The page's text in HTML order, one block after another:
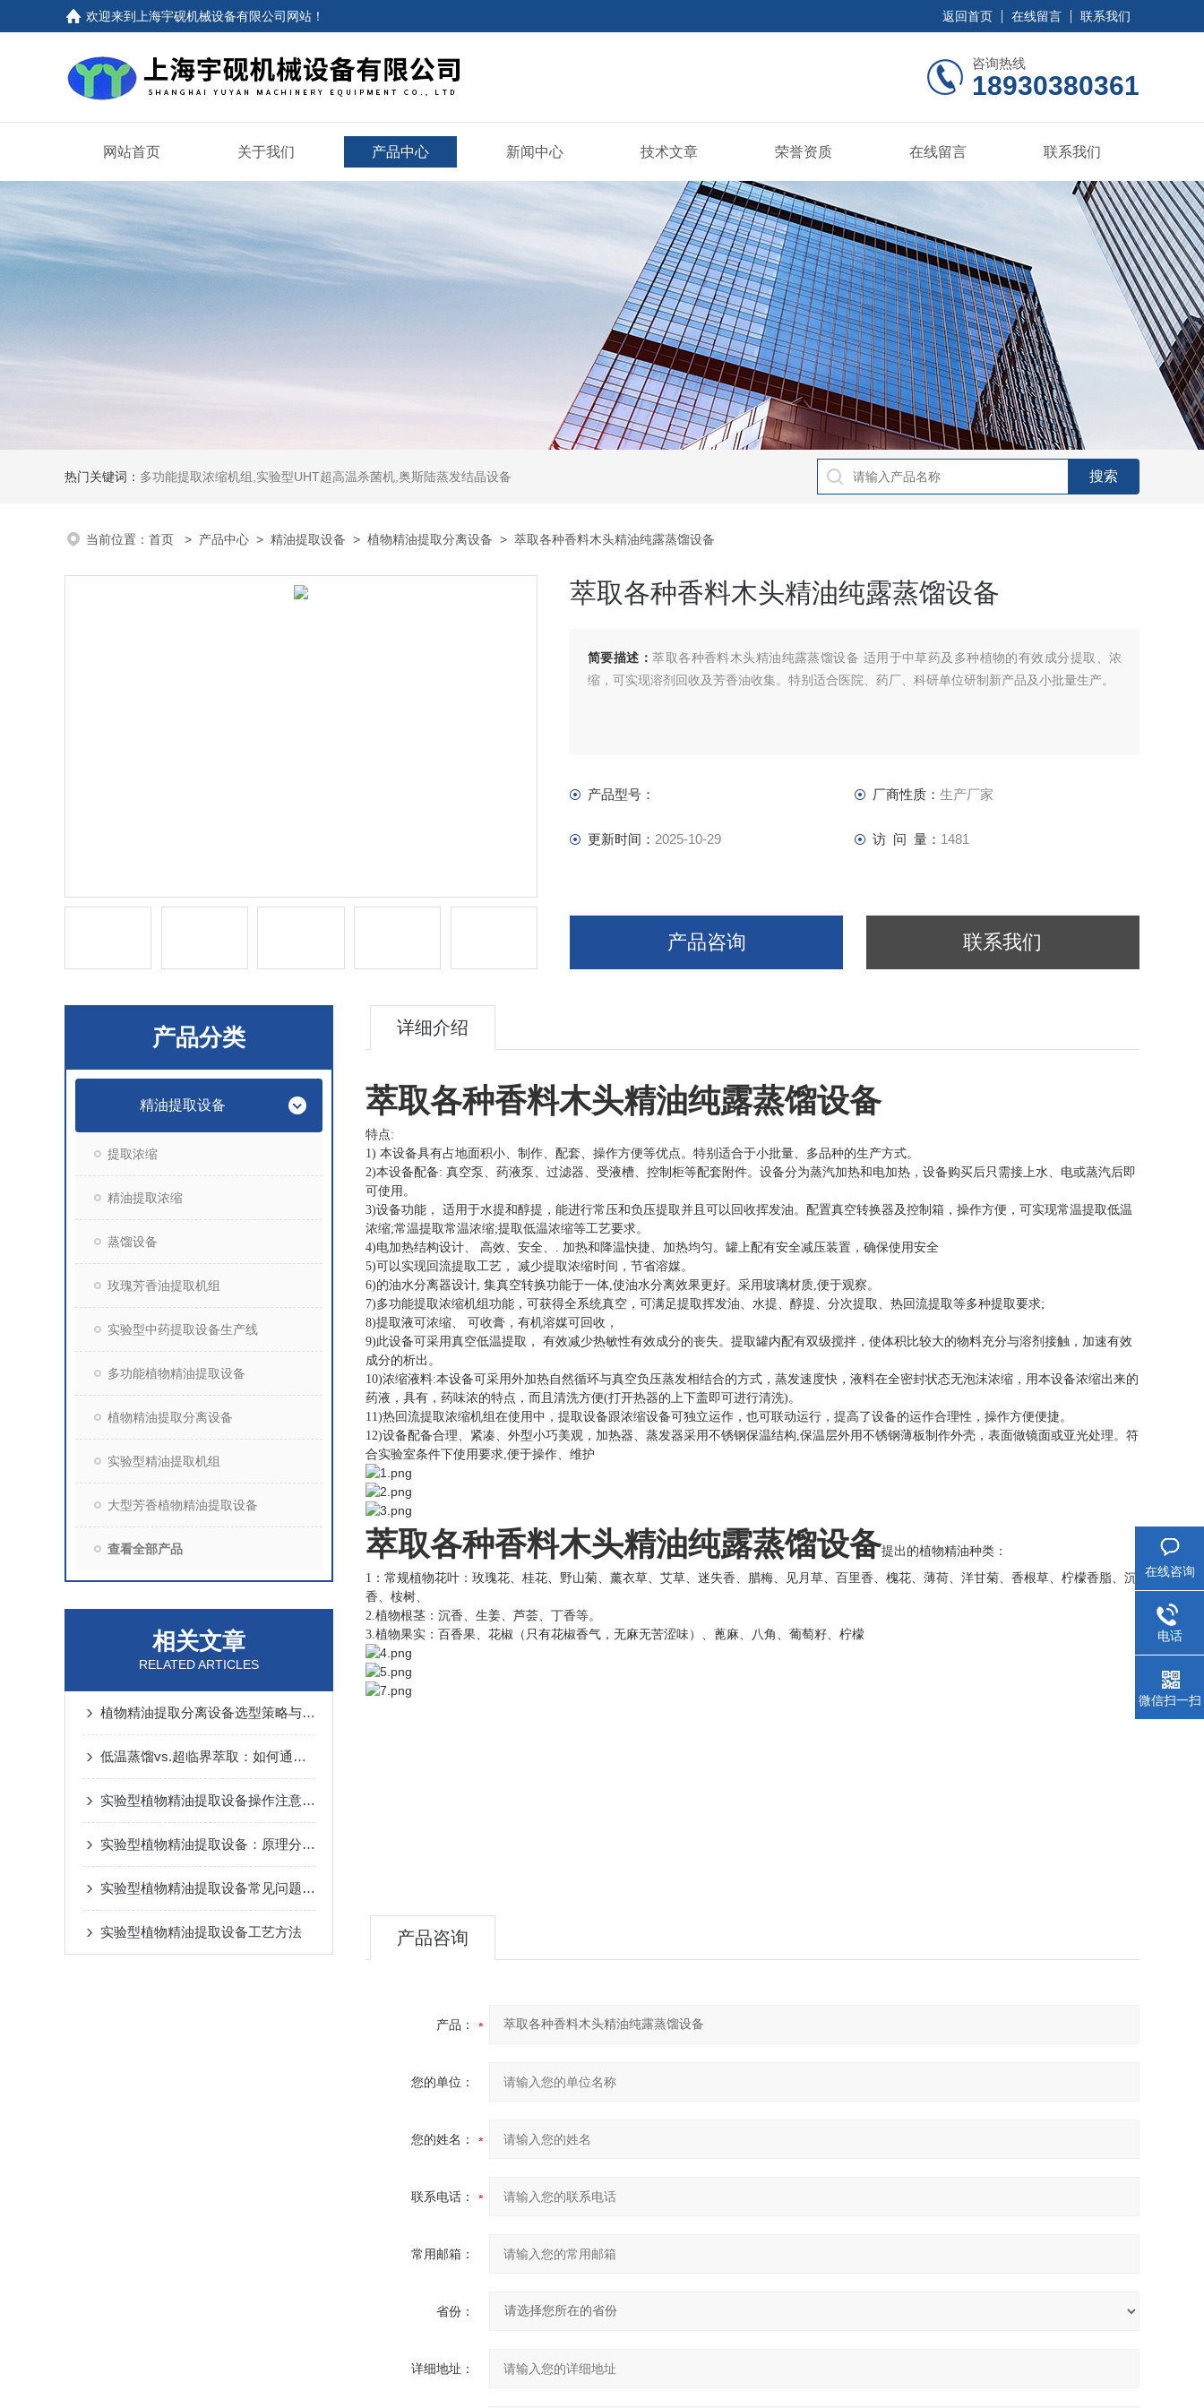
欢迎来到上海宇砚机械设备有限公司网站！ 返回首页 在线留言 联系我们
咨询热线
18930380361
网站首页 关于我们 产品中心 新闻中心 技术文章 荣誉资质 在线留言 联系我们
热门关键词： 多功能提取浓缩机组,实验型UHT超高温杀菌机,奥斯陆蒸发结晶设备
当前位置： 首页 > 产品中心 > 精油提取设备 > 植物精油提取分离设备 > 萃取各种香料木头精油纯露蒸馏设备
萃取各种香料木头精油纯露蒸馏设备
简要描述：萃取各种香料木头精油纯露蒸馏设备 适用于中草药及多种植物的有效成分提取、浓
缩，可实现溶剂回收及芳香油收集。特别适合医院、药厂、科研单位研制新产品及小批量生产。
产品型号： 厂商性质： 生产厂家
更新时间： 2025-10-29 访 问 量： 1481
产品咨询 联系我们
产品分类
精油提取设备
提取浓缩
精油提取浓缩
蒸馏设备
玫瑰芳香油提取机组
实验型中药提取设备生产线
多功能植物精油提取设备
植物精油提取分离设备
实验型精油提取机组
大型芳香植物精油提取设备
查看全部产品
相关文章
RELATED ARTICLES
植物精油提取分离设备选型策略与工艺适配要点
低温蒸馏vs.超临界萃取：如何通过植物精油提取分离设备保留活性成分？
实验型植物精油提取设备操作注意事项科普
实验型植物精油提取设备：原理分类、结构解析与提取工艺探索
实验型植物精油提取设备常见问题与解决方法
实验型植物精油提取设备工艺方法
详细介绍
萃取各种香料木头精油纯露蒸馏设备
特点:
1) 本设备具有占地面积小、制作、配套、操作方便等优点。特别适合于小批量、多品种的生产方式。
2)本设备配备: 真空泵、药液泵、过滤器、受液槽、控制柜等配套附件。设备分为蒸汽加热和电加热，设备购买后只需接上水、电或蒸汽后即
可使用。
3)设备功能， 适用于水提和醇提，能进行常压和负压提取并且可以回收挥发油。配置真空转换器及控制箱，操作方便，可实现常温提取低温
浓缩;常温提取常温浓缩;提取低温浓缩等工艺要求。
4)电加热结构设计、 高效、安全、. 加热和降温快捷、加热均匀。罐上配有安全减压装置，确保使用安全
5)可以实现回流提取工艺， 减少提取浓缩时间，节省溶媒。
6)的油水分离器设计, 集真空转换功能于一体,使油水分离效果更好。采用玻璃材质,便于观察。
7)多功能提取浓缩机组功能，可获得全系统真空，可满足提取挥发油、水提、醇提、分次提取、热回流提取等多种提取要求;
8)提取液可浓缩、 可收膏，有机溶媒可回收，
9)此设备可采用真空低温提取， 有效减少热敏性有效成分的丧失。提取罐内配有双级搅拌，使体积比较大的物料充分与溶剂接触，加速有效
成分的析出。
10)浓缩液料:本设备可采用外加热自然循环与真空负压蒸发相结合的方式，蒸发速度快，液料在全密封状态无泡沫浓缩，用本设备浓缩出来的
药液，具有，药味浓的特点，而且清洗方便(打开热器的上下盖即可进行清洗)。
11)热回流提取浓缩机组在使用中，提取设备跟浓缩设备可独立运作，也可联动运行，提高了设备的运作合理性，操作方便便捷。
12)设备配备合理、紧凑、外型小巧美观，加热器、蒸发器采用不锈钢保温结构,保温层外用不锈钢薄板制作外壳，表面做镜面或亚光处理。符
合实验室条件下使用要求,便于操作、维护
萃取各种香料木头精油纯露蒸馏设备提出的植物精油种类：
1：常规植物花叶：玫瑰花、桂花、野山菊、薰衣草、艾草、迷失香、腊梅、见月草、百里香、槐花、薄荷、洋甘菊、香根草、柠檬香脂、沉
香、桉树、
2.植物根茎：沉香、生姜、芦荟、丁香等。
3.植物果实：百香果、花椒（只有花椒香气，无麻无苦涩味）、蓖麻、八角、葡萄籽、柠檬
产品咨询
产品：
您的单位：
您的姓名：
联系电话：
常用邮箱：
省份：
详细地址：
在线咨询
电话
微信扫一扫